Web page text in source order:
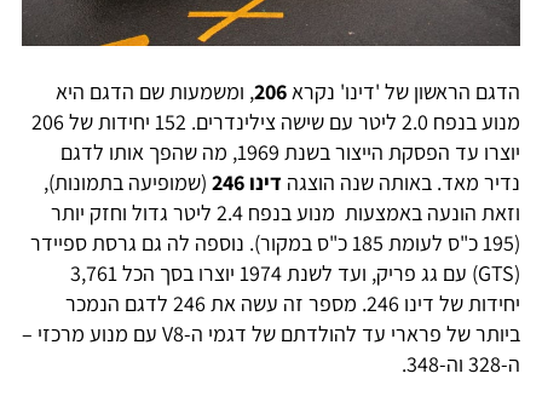
הדגם הראשון של 'דינו' נקרא206, ומשמעות שם הדגם היא
מנוע בנפח 2.0 ליטר עם שישה צילינדרים. 152 יחידות של 206
יוצרו עד הפסקת הייצור בשנת 1969, מה שהפך אותו לדגם
נדיר מאד. באותה שנה הוצגה דינו 246
(שמופיעה בתמונות),
וזאת הונעה באמצעות מנוע בנפח 2.4 ליטר גדול וחזק יותר
(195 כ"ס לעומת 185 כ"ס במקור). נוספה לה גם גרסת ספיידר
(GTS) עם גג פריק, ועד לשנת 1974 יוצרו בסך הכל 3,761
יחידות של דינו 246. מספר זה עשה את 246 לדגם הנמכר
ביותר של פרארי עד להולדתם של דגמי ה-V8 עם מנוע מרכזי –
ה-328 וה-348.